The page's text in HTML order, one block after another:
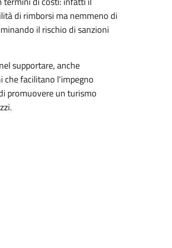
di rimborsi ma nemmeno di
il rischio di sanzioni
supportare, anche
che facilitano l'impegno
promuovere un turismo